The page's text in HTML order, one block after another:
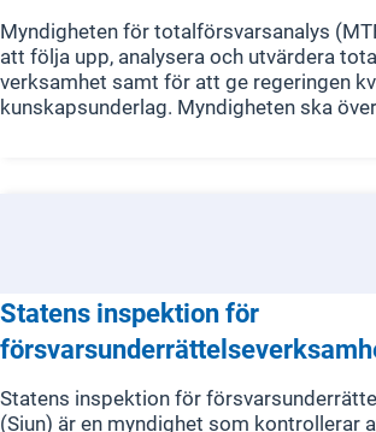
Myndigheten för totalförsvarsanalys
att följa upp, analysera och utvärdera
verksamhet samt för att ge regeringen
kunskapsunderlag. Myndigheten ska
Statens inspektion för
Statens inspektion för
(Siun) är en myndighet som kontrollerar